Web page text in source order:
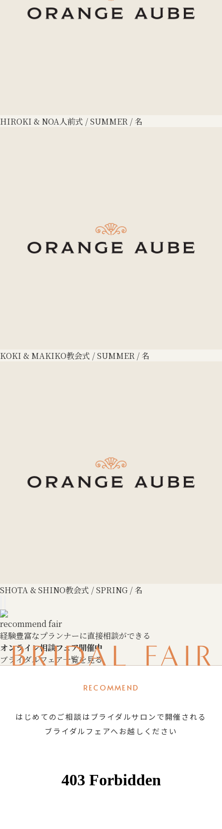
HIROKI & NOA人前式 / SUMMER / 名
KOKI & MAKIKO教会式 / SUMMER / 名
SHOTA & SHINO教会式 / SPRING / 名
recommend fair
経験豊富なプランナーに直接相談ができる
オンライン相談フェア開催中
ブライダルフェア一覧を見る
BRIDAL FAIR
RECOMMEND
はじめてのご相談はブライダルサロンで開催される
ブライダルフェアへお越しください